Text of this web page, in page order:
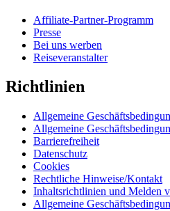
Affiliate-Partner-Programm
Presse
Bei uns werben
Reiseveranstalter
Richtlinien
Allgemeine
Allgemeine
Barrierefreiheit
Datenschutz
Cookies
Rechtliche Hinweise/Kontakt
Inhaltsrichtlinien und Melden
Allgemeine